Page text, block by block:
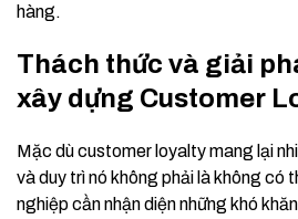
hàng.
Thách thức và giải
xây dựng Customer
Mặc dù customer loyalty mang lại
và duy trì nó không phải là không có
nghiệp cần nhận diện những khó